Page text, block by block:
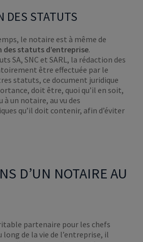
DES STATUTS
le notaire est à même de
statuts d’entreprise.
SA, SNC et SARL, la rédaction des
être effectuée par le
statuts, ce document juridique
doit être, quoi qu’il en soit,
à un notaire, au vu des
qu’il doit contenir, afin d’éviter
D’UN NOTAIRE AU
partenaire pour les chefs
long de la vie de l’entreprise, il